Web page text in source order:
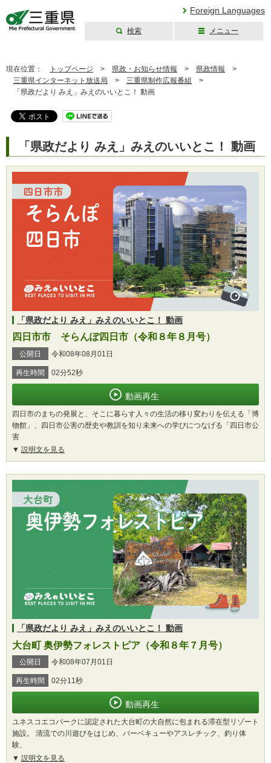
Foreign Languages
検索 メニュー
現在位置： トップページ > 県政・お知らせ情報 > 県政情報 >
三重県インターネット放送局 > 三重県制作広報番組
>
「県政だより みえ」みえのいいとこ！ 動画
「県政だより みえ」みえのいいとこ！ 動画
「県政だより みえ」みえのいいとこ！ 動画
四日市市 そらんぽ四日市（令和８年８月号）
公開日 令和08年08月01日
再生時間 02分52秒
動画再生
四日市のまちの発展と、そこに暮らす人々の生活の移り変わりを伝える「博
物館」、四日市公害の歴史や教訓を知り未来への学びにつなげる「四日市公
害
説明文を見る
「県政だより みえ」みえのいいとこ！ 動画
大台町 奥伊勢フォレストピア（令和８年７月号）
公開日 令和08年07月01日
再生時間 02分11秒
動画再生
ユネスコエコパークに認定された大台町の大自然に包まれる滞在型リゾート
施設。 清流での川遊びをはじめ、バーベキューやアスレチック、釣り体
験、
説明文を見る